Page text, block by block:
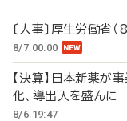
〔人事〕厚生労働
8/7 00:00
【決算】日本新薬
化、導出入を盛んに
8/6 19:47